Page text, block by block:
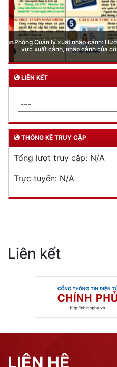
Phòng Quản lý xuất nhập cảnh:
vực xuất cảnh, nhập cảnh của
LIÊN KẾT
THỐNG KÊ TRUY CẬP
Tổng lượt truy cập: N/A
Trực tuyến: N/A
Liên kết
LIÊN HỆ